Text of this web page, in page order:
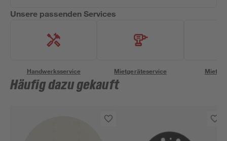
Unsere passenden Services
Handwerksservice Mietgeräteservice
Häufig dazu gekauft